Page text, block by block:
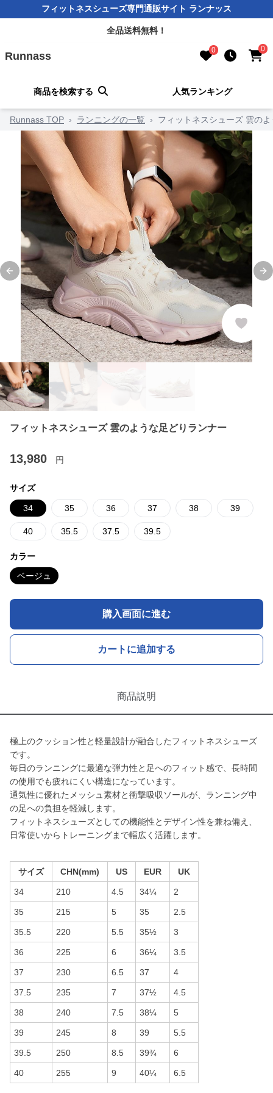
フィットネスシューズ専門通販サイト ランナッス
全品送料無料！
Runnass 0 0
商品を検索する 人気ランキング
Runnass TOP › ランニングの一覧 › フィットネスシューズ 雲の
Previous slide
フィットネスシューズ 雲のような足どりランナー
13,980 円
サイズ
34 35 36 37 38 39
40 35.5 37.5 39.5
カラー
ベージュ
購入画面に進む
カートに追加する
商品説明
極上のクッション性と軽量設計が融合したフィットネスシューズ
です。
毎日のランニングに最適な弾力性と足へのフィット感で、長時間
の使用でも疲れにくい構造になっています。
通気性に優れたメッシュ素材と衝撃吸収ソールが、ランニング中
の足への負担を軽減します。
フィットネスシューズとしての機能性とデザイン性を兼ね備え、
日常使いからトレーニングまで幅広く活躍します。
サイズ CHN(mm) US EUR UK
34 210 4.5 34¼ 2
35 215 5 35 2.5
35.5 220 5.5 35½ 3
36 225 6 36¼ 3.5
37 230 6.5 37 4
37.5 235 7 37½ 4.5
38 240 7.5 38¼ 5
39 245 8 39 5.5
39.5 250 8.5 39¾ 6
40 255 9 40¼ 6.5